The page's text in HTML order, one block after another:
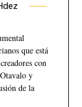
que está
con
y
de la